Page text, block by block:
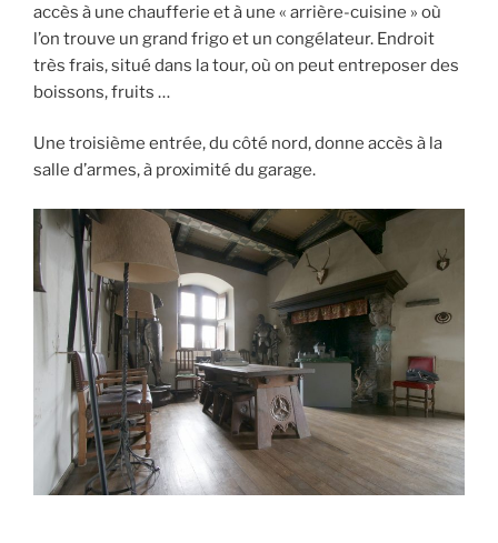
accès à une chaufferie et à une « arrière-cuisine » où
l’on trouve un grand frigo et un congélateur. Endroit
très frais, situé dans la tour, où on peut entreposer des
boissons, fruits …
Une troisième entrée, du côté nord, donne accès à la
salle d’armes, à proximité du garage.